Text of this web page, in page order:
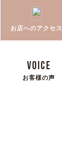
お店へのアクセス
VOICE
お客様の声